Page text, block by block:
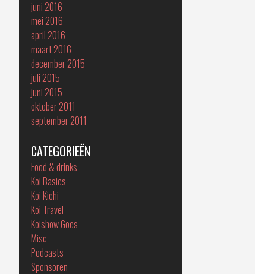
juni 2016
mei 2016
april 2016
maart 2016
december 2015
juli 2015
juni 2015
oktober 2011
september 2011
CATEGORIEËN
Food & drinks
Koi Basics
Koi Kichi
Koi Travel
Koishow Goes
Misc
Podcasts
Sponsoren